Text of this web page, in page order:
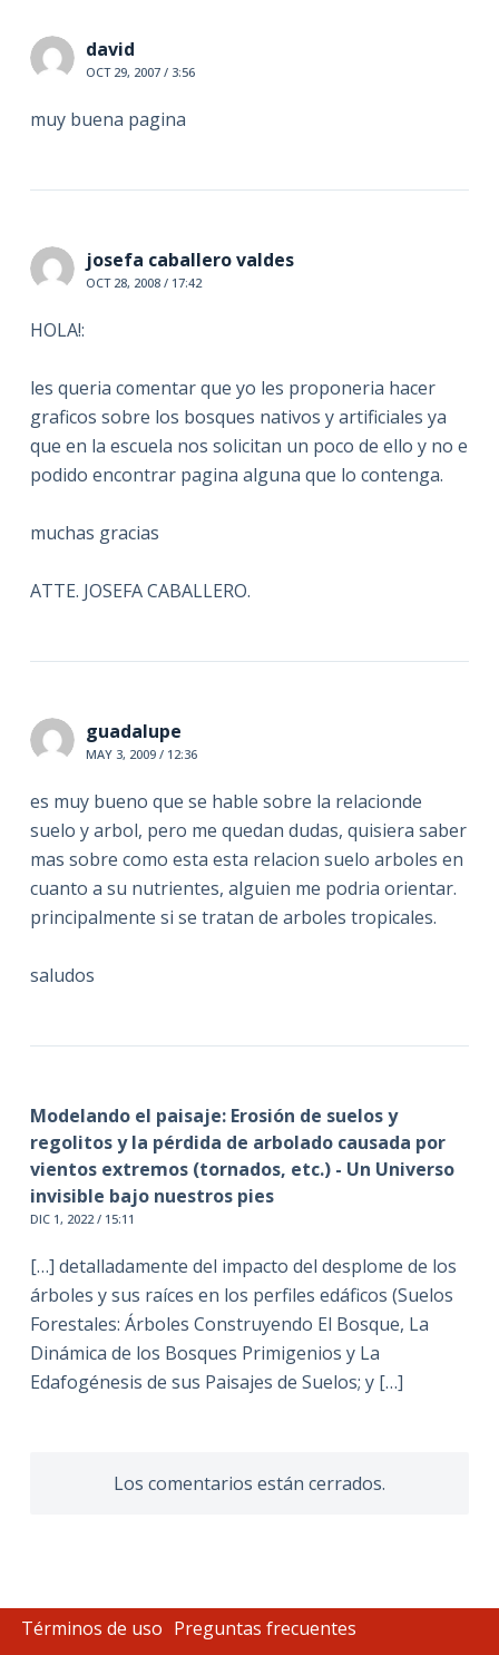
david
OCT 29, 2007 / 3:56
muy buena pagina
josefa caballero valdes
OCT 28, 2008 / 17:42
HOLA!:
les queria comentar que yo les proponeria hacer
graficos sobre los bosques nativos y artificiales ya
que en la escuela nos solicitan un poco de ello y no e
podido encontrar pagina alguna que lo contenga.
muchas gracias
ATTE. JOSEFA CABALLERO.
guadalupe
MAY 3, 2009 / 12:36
es muy bueno que se hable sobre la relacionde
suelo y arbol, pero me quedan dudas, quisiera saber
mas sobre como esta esta relacion suelo arboles en
cuanto a su nutrientes, alguien me podria orientar.
principalmente si se tratan de arboles tropicales.
saludos
Modelando el paisaje: Erosión de suelos y
regolitos y la pérdida de arbolado causada por
vientos extremos (tornados, etc.) - Un Universo
invisible bajo nuestros pies
DIC 1, 2022 / 15:11
[…] detalladamente del impacto del desplome de los
árboles y sus raíces en los perfiles edáficos (Suelos
Forestales: Árboles Construyendo El Bosque, La
Dinámica de los Bosques Primigenios y La
Edafogénesis de sus Paisajes de Suelos; y […]
Los comentarios están cerrados.
Términos de uso Preguntas frecuentes